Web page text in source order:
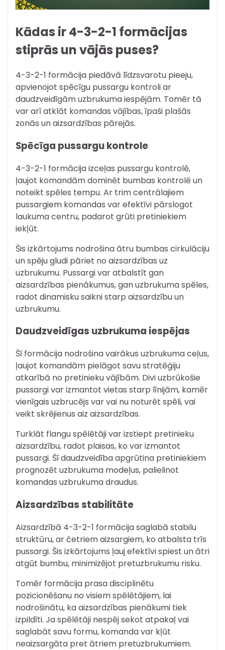
Kādas ir 4-3-2-1 formācijas
stiprās un vājās puses?
4-3-2-1 formācija piedāvā līdzsvarotu pieeju,
apvienojot spēcīgu pussargu kontroli ar
daudzveidīgām uzbrukuma iespējām. Tomēr tā
var arī atklāt komandas vājības, īpaši plašās
zonās un aizsardzības pārejās.
Spēcīga pussargu kontrole
4-3-2-1 formācija izceļas pussargu kontrolē,
ļaujot komandām dominēt bumbas kontrolē un
noteikt spēles tempu. Ar trim centrālajiem
pussargiem komandas var efektīvi pārslogot
laukuma centru, padarot grūti pretiniekiem
iekļūt.
Šis izkārtojums nodrošina ātru bumbas cirkulāciju
un spēju gludi pāriet no aizsardzības uz
uzbrukumu. Pussargi var atbalstīt gan
aizsardzības pienākumus, gan uzbrukuma spēles,
radot dinamisku saikni starp aizsardzību un
uzbrukumu.
Daudzveidīgas uzbrukuma iespējas
Šī formācija nodrošina vairākus uzbrukuma ceļus,
ļaujot komandām pielāgot savu stratēģiju
atkarībā no pretinieku vājībām. Divi uzbrūkošie
pussargi var izmantot vietas starp līnijām, kamēr
vienīgais uzbrucējs var vai nu noturēt spēli, vai
veikt skrējienus aiz aizsardzības.
Turklāt flangu spēlētāji var izstiept pretinieku
aizsardzību, radot plaisas, ko var izmantot
pussargi. Šī daudzveidība apgrūtina pretiniekiem
prognozēt uzbrukuma modeļus, palielinot
komandas uzbrukuma draudus.
Aizsardzības stabilitāte
Aizsardzībā 4-3-2-1 formācija saglabā stabilu
struktūru, ar četriem aizsargiem, ko atbalsta trīs
pussargi. Šis izkārtojums ļauj efektīvi spiest un ātri
atgūt bumbu, minimizējot pretuzbrukumu risku.
Tomēr formācija prasa disciplinētu
pozicionēšanu no visiem spēlētājiem, lai
nodrošinātu, ka aizsardzības pienākumi tiek
izpildīti. Ja spēlētāji nespēj sekot atpakaļ vai
saglabāt savu formu, komanda var kļūt
neaizsargāta pret ātriem pretuzbrukumiem.